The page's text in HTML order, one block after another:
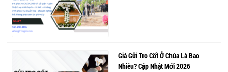
Giá Gửi Tro Cốt Ở Chùa Là Bao
Nhiêu? Cập Nhật Mới 2026